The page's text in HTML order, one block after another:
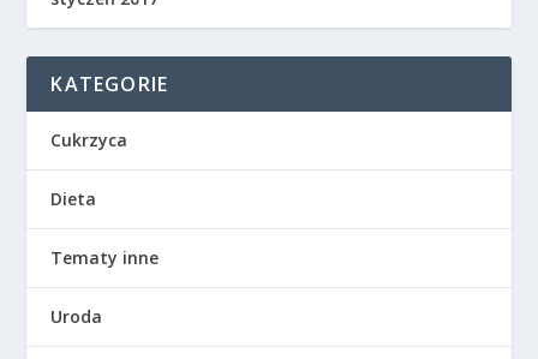
KATEGORIE
Cukrzyca
Dieta
Tematy inne
Uroda